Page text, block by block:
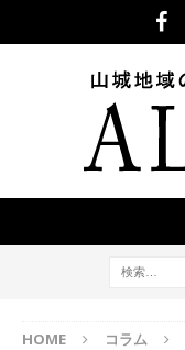
HOME コラム